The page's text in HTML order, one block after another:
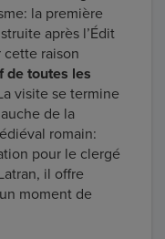
la première
après l’Édit
cette raison
de toutes les
visite se termine
de la
romain:
pour le clergé
il offre
moment de